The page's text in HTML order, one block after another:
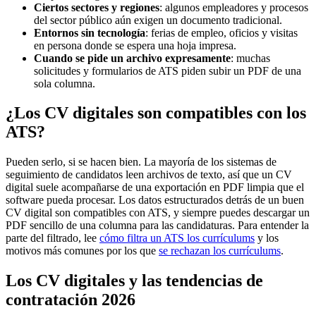
Ciertos sectores y regiones: algunos empleadores y procesos
del sector público aún exigen un documento tradicional.
Entornos sin tecnología: ferias de empleo, oficios y visitas
en persona donde se espera una hoja impresa.
Cuando se pide un archivo expresamente: muchas
solicitudes y formularios de ATS piden subir un PDF de una
sola columna.
¿Los CV digitales son compatibles con los
ATS?
Pueden serlo, si se hacen bien. La mayoría de los sistemas de
seguimiento de candidatos leen archivos de texto, así que un CV
digital suele acompañarse de una exportación en PDF limpia que el
software pueda procesar. Los datos estructurados detrás de un buen
CV digital son compatibles con ATS, y siempre puedes descargar un
PDF sencillo de una columna para las candidaturas. Para entender la
parte del filtrado, lee cómo filtra un ATS los currículums y los
motivos más comunes por los que se rechazan los currículums.
Los CV digitales y las tendencias de
contratación 2026